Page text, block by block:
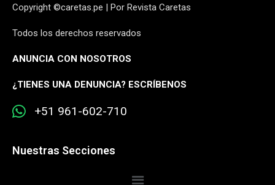
Copyright ©caretas.pe | Por Revista Caretas
Todos los derechos reservados
ANUNCIA CON NOSOTROS
¿TIENES UNA DENUNCIA? ESCRÍBENOS
+51 961-602-710
Nuestras Secciones